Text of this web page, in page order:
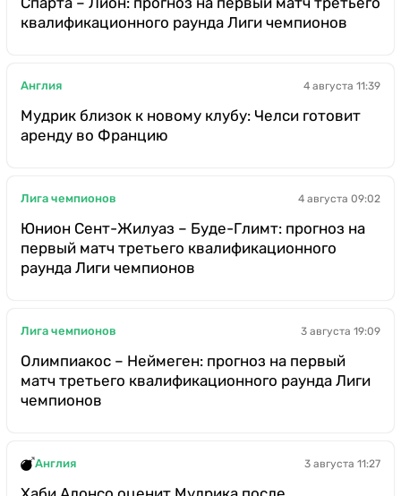
квалификационного раунда Лиги чемпионов
Англия 4 августа 11:39
Мудрик близок к новому клубу: Челси готовит
аренду во Францию
Лига чемпионов 4 августа 09:02
Юнион Сент-Жилуаз – Буде-Глимт: прогноз на
первый матч третьего квалификационного
раунда Лиги чемпионов
Лига чемпионов 3 августа 19:09
Олимпиакос – Неймеген: прогноз на первый
матч третьего квалификационного раунда Лиги
чемпионов
Англия 3 августа 11:27